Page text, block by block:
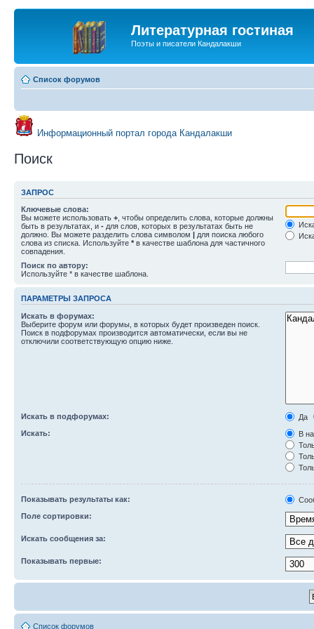
Литературная гостиная
Поэты и писатели Кандалакши
Список форумов
Информационный портал города Кандалакши
Поиск
ЗАПРОС
Ключевые слова:
Вы можете использовать + , чтобы определить слова, которые должны
быть в результатах, и - для слов, которых в результатах быть не
должно. Вы можете разделить слова символом | для поиска любого
слова из списка. Используйте * в качестве шаблона для частичного
совпадения.
Поиск по автору:
Используйте * в качестве шаблона.
ПАРАМЕТРЫ ЗАПРОСА
Искать в форумах:
Выберите форум или форумы, в которых будет произведен поиск.
Поиск в подфорумах производится автоматически, если вы не
отключили соответствующую опцию ниже.
Искать в подфорумах:
Да
Искать:
В
Показывать результаты как:
Поле сортировки:
Искать сообщения за:
Показывать первые:
Список форумов